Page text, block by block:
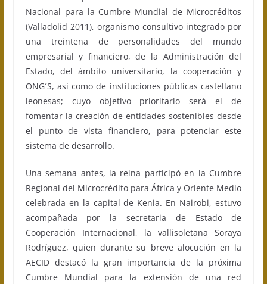
Nacional para la Cumbre Mundial de Microcréditos
(Valladolid 2011), organismo consultivo integrado por
una treintena de personalidades del mundo
empresarial y financiero, de la Administración del
Estado, del ámbito universitario, la cooperación y
ONG´S, así como de instituciones públicas castellano
leonesas; cuyo objetivo prioritario será el de
fomentar la creación de entidades sostenibles desde
el punto de vista financiero, para potenciar este
sistema de desarrollo.
Una semana antes, la reina participó en la Cumbre
Regional del Microcrédito para África y Oriente Medio
celebrada en la capital de Kenia. En Nairobi, estuvo
acompañada por la secretaria de Estado de
Cooperación Internacional, la vallisoletana Soraya
Rodríguez, quien durante su breve alocución en la
AECID destacó la gran importancia de la próxima
Cumbre Mundial para la extensión de una red